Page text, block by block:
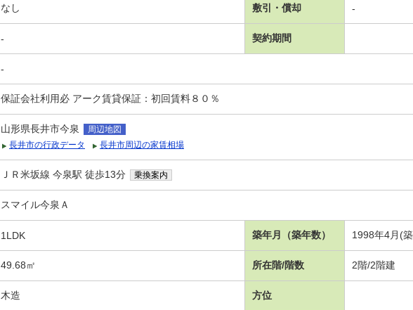
なし 敷引・償却 -
- 契約期間
-
保証会社利用必 アーク賃貸保証：初回賃料８０％
山形県長井市今泉
周辺地図
長井市の行政データ
長井市周辺の家賃相場
ＪＲ米坂線 今泉駅 徒歩13分 乗換案内
スマイル今泉Ａ
1LDK 築年月（築年数） 1998年4月(
49.68㎡ 所在階/階数 2階/2階建
木造 方位